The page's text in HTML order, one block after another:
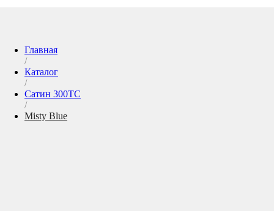
Главная
/
Каталог
/
Сатин 300ТС
/
Misty Blue